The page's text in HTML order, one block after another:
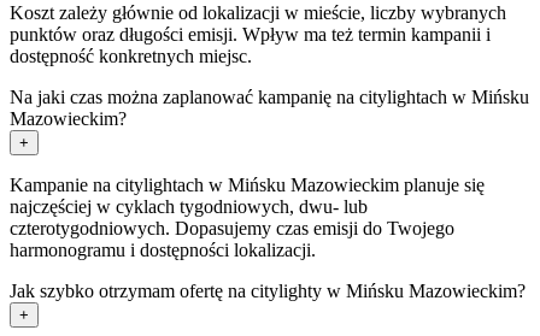
Koszt zależy głównie od lokalizacji w mieście, liczby wybranych
punktów oraz długości emisji. Wpływ ma też termin kampanii i
dostępność konkretnych miejsc.
Na jaki czas można zaplanować kampanię na citylightach w Mińsku
Mazowieckim?
+
Kampanie na citylightach w Mińsku Mazowieckim planuje się
najczęściej w cyklach tygodniowych, dwu- lub
czterotygodniowych. Dopasujemy czas emisji do Twojego
harmonogramu i dostępności lokalizacji.
Jak szybko otrzymam ofertę na citylighty w Mińsku Mazowieckim?
+